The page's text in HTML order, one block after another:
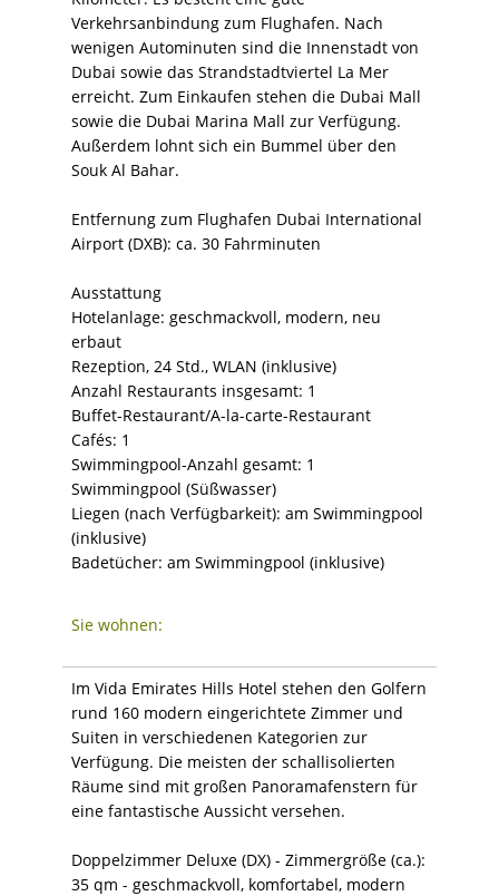
Verkehrsanbindung zum Flughafen. Nach
wenigen Autominuten sind die Innenstadt von
Dubai sowie das Strandstadtviertel La Mer
erreicht. Zum Einkaufen stehen die Dubai Mall
sowie die Dubai Marina Mall zur Verfügung.
Außerdem lohnt sich ein Bummel über den
Souk Al Bahar.
Entfernung zum Flughafen Dubai International
Airport (DXB): ca. 30 Fahrminuten
Ausstattung
Hotelanlage: geschmackvoll, modern, neu
erbaut
Rezeption, 24 Std., WLAN (inklusive)
Anzahl Restaurants insgesamt: 1
Buffet-Restaurant/A-la-carte-Restaurant
Cafés: 1
Swimmingpool-Anzahl gesamt: 1
Swimmingpool (Süßwasser)
Liegen (nach Verfügbarkeit): am Swimmingpool
(inklusive)
Badetücher: am Swimmingpool (inklusive)
Sie wohnen:
Im Vida Emirates Hills Hotel stehen den Golfern
rund 160 modern eingerichtete Zimmer und
Suiten in verschiedenen Kategorien zur
Verfügung. Die meisten der schallisolierten
Räume sind mit großen Panoramafenstern für
eine fantastische Aussicht versehen.
Doppelzimmer Deluxe (DX) - Zimmergröße (ca.):
35 qm - geschmackvoll, komfortabel, modern